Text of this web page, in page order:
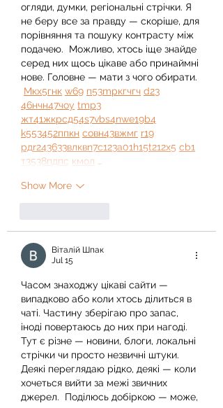
огляди, думки, регіональні стрічки. Я
не беру все за правду — скоріше, для
порівняння та пошуку контрасту між
подачею.  Можливо, хтось іще знайде
серед них щось цікаве або принаймні
нове. Головне — мати з чого обирати.
Мкх5гнк w69 п53mpкгчгч d23
46нчн47чоу tmp3
жт41жкрсд54s7vbs4nwe19b4
k553452ппкн совн43вжмг r19
рдr243633влквn7c123a01h15t212x5 cb1
т3538пдпс кмол
Show More
Віталій Шпак
Jul 15
Часом знаходжу цікаві сайти —
випадково або коли хтось ділиться в
чаті. Частину зберігаю про запас,
іноді повертаюсь до них при нагоді.
Тут є різне — новини, блоги, локальні
стрічки чи просто незвичні штуки.
Деякі переглядаю рідко, деякі — коли
хочеться вийти за межі звичних
джерел.  Поділюсь добіркою — може,